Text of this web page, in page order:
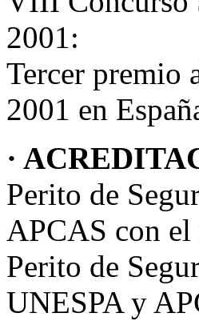
2001:
Tercer premio
2001 en
·
Perito de
APCAS con el
Perito de
UNESPA y